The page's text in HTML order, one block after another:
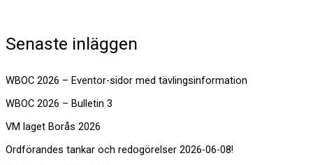
Senaste inläggen
WBOC 2026 – Eventor-sidor med tävlingsinformation
WBOC 2026 – Bulletin 3
VM laget Borås 2026
Ordförandes tankar och redogörelser 2026-06-08!